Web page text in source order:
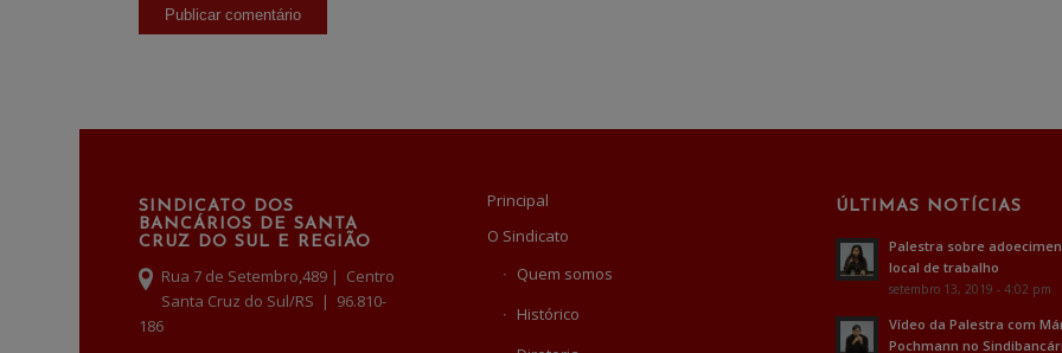
SINDICATO DOS
BANCÁRIOS DE SANTA
CRUZ DO SUL E REGIÃO
Rua 7 de Setembro,489 | Centro
Santa Cruz do Sul/RS | 96.810-
186
Principal
O Sindicato
Quem somos
Histórico
ÚLTIMAS NOTÍCIAS
Palestra sobre
local de trabalho
setembro 13, 2019 - 4:02 pm
Vídeo da Palestra com
Pochmann no